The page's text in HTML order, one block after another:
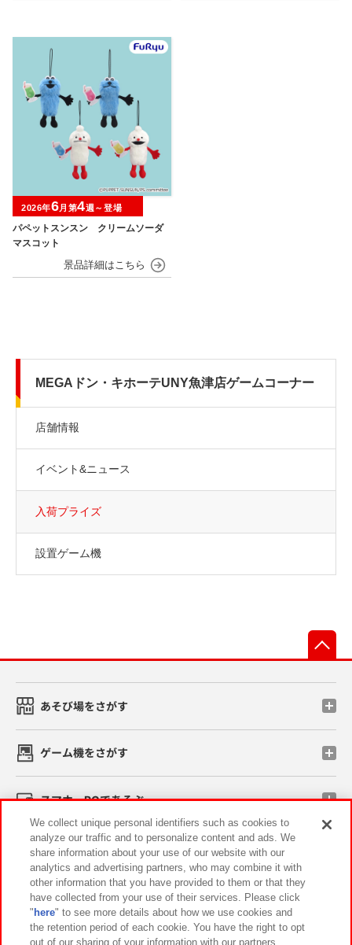
パペットスンスン クリームソーダ
マスコット
2026年6月第4週～登場
MEGAドン・キホーテUNY魚津店ゲームコーナー
店舗情報
イベント&ニュース
入荷プライズ
設置ゲーム機
あそび場をさがす
ゲーム機をさがす
スマホ・PCであそぶ
イベント・キャンペーン
関連会社 サステナビリティ サイトポリシー
We collect unique personal identifiers such as cookies to
analyze our traffic and to personalize content and ads. We
share information about your use of our website with our
analytics and advertising partners, who may combine it with
other information that you have provided to them or that they
have collected from your use of their services. Please click
" here" to see more details about how we use cookies and
the retention period of each cookie. You have the right to opt
out of our sharing of your information with our partners.